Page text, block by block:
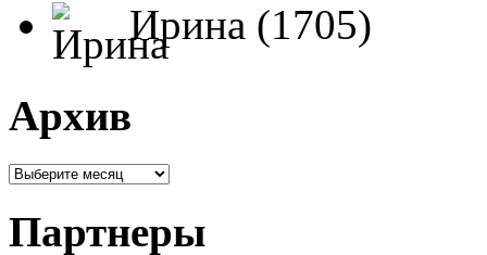
Ирина (1705)
Архив
Партнеры